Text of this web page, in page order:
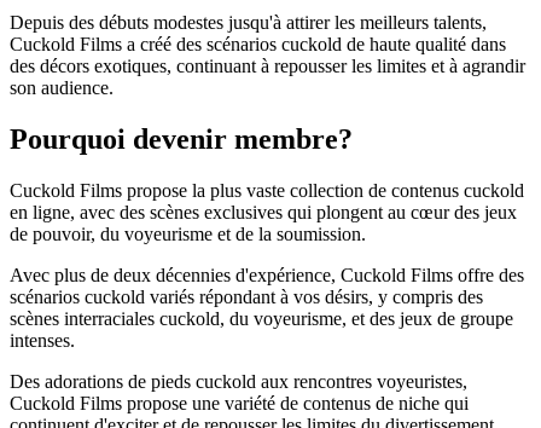
Depuis des débuts modestes jusqu'à attirer les meilleurs talents,
Cuckold Films a créé des scénarios cuckold de haute qualité dans
des décors exotiques, continuant à repousser les limites et à agrandir
son audience.
Pourquoi devenir membre?
Cuckold Films propose la plus vaste collection de contenus cuckold
en ligne, avec des scènes exclusives qui plongent au cœur des jeux
de pouvoir, du voyeurisme et de la soumission.
Avec plus de deux décennies d'expérience, Cuckold Films offre des
scénarios cuckold variés répondant à vos désirs, y compris des
scènes interraciales cuckold, du voyeurisme, et des jeux de groupe
intenses.
Des adorations de pieds cuckold aux rencontres voyeuristes,
Cuckold Films propose une variété de contenus de niche qui